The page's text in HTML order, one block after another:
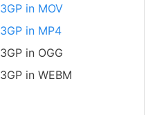
3GP in MOV
3GP in MP4
3GP in OGG
3GP in WEBM